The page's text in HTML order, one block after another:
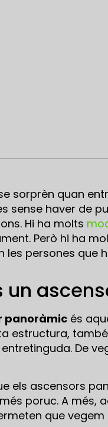
sorprèn quan
sense haver de
Hi ha molts
Però hi ha
les persones que
un
panoràmic és
estructura,
De
els ascensors
poruc. A més,
que vegem